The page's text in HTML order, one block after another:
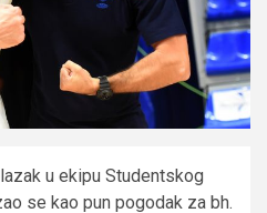
u ekipu Studentskog
se kao pun pogodak za bh.